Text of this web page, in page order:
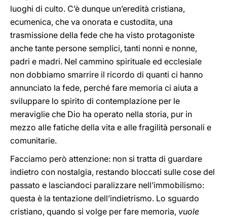
luoghi di culto. C’è dunque un’eredità cristiana,
ecumenica, che va onorata e custodita, una
trasmissione della fede che ha visto protagoniste
anche tante persone semplici, tanti nonni e nonne,
padri e madri. Nel cammino spirituale ed ecclesiale
non dobbiamo smarrire il ricordo di quanti ci hanno
annunciato la fede, perché fare memoria ci aiuta a
sviluppare lo spirito di contemplazione per le
meraviglie che Dio ha operato nella storia, pur in
mezzo alle fatiche della vita e alle fragilità personali e
comunitarie.
Facciamo però attenzione: non si tratta di guardare
indietro con nostalgia, restando bloccati sulle cose del
passato e lasciandoci paralizzare nell’immobilismo:
questa è la tentazione dell’indietrismo. Lo sguardo
cristiano, quando si volge per fare memoria, vuole